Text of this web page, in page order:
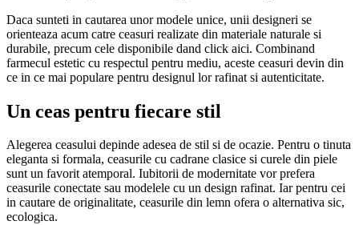
Daca sunteti in cautarea unor modele unice, unii designeri se
orienteaza acum catre ceasuri realizate din materiale naturale si
durabile, precum cele disponibile dand click aici. Combinand
farmecul estetic cu respectul pentru mediu, aceste ceasuri devin din
ce in ce mai populare pentru designul lor rafinat si autenticitate.
Un ceas pentru fiecare stil
Alegerea ceasului depinde adesea de stil si de ocazie. Pentru o tinuta
eleganta si formala, ceasurile cu cadrane clasice si curele din piele
sunt un favorit atemporal. Iubitorii de modernitate vor prefera
ceasurile conectate sau modelele cu un design rafinat. Iar pentru cei
in cautare de originalitate, ceasurile din lemn ofera o alternativa sic,
ecologica.